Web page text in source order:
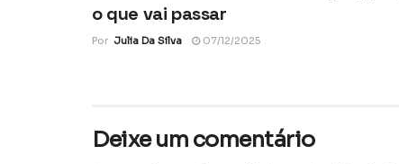
o que vai passar
Por Julia Da Silva 07/12/2025
Deixe um comentário